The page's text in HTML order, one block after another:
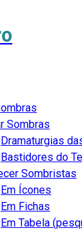
Sombras
Dramaturgias
Bastidores do
Sombristas
Em Ícones
Em Fichas
Em Tabela